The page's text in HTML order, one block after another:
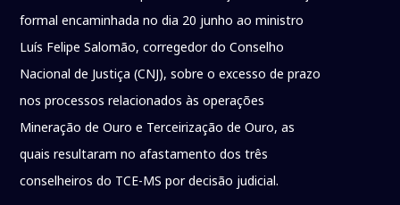
formal encaminhada no dia 20 junho ao ministro
Luís Felipe Salomão, corregedor do Conselho
Nacional de Justiça (CNJ), sobre o excesso de prazo
nos processos relacionados às operações
Mineração de Ouro e Terceirização de Ouro, as
quais resultaram no afastamento dos três
conselheiros do TCE-MS por decisão judicial.